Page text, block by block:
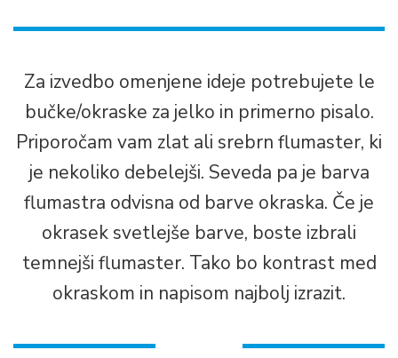
Za izvedbo omenjene ideje potrebujete le
bučke/okraske za jelko in primerno pisalo.
Priporočam vam zlat ali srebrn flumaster, ki
je nekoliko debelejši. Seveda pa je barva
flumastra odvisna od barve okraska. Če je
okrasek svetlejše barve, boste izbrali
temnejši flumaster. Tako bo kontrast med
okraskom in napisom najbolj izrazit.